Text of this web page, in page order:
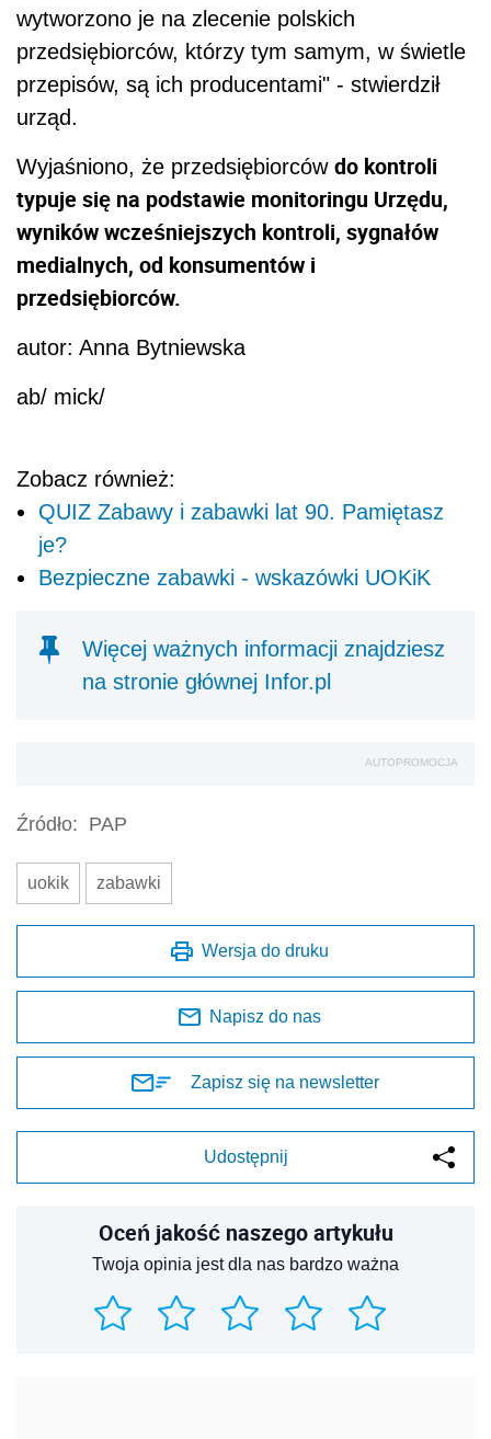
wytworzono je na zlecenie polskich
przedsiębiorców, którzy tym samym, w świetle
przepisów, są ich producentami" - stwierdził
urząd.
Wyjaśniono, że przedsiębiorców do kontroli
typuje się na podstawie monitoringu Urzędu,
wyników wcześniejszych kontroli, sygnałów
medialnych, od konsumentów i
przedsiębiorców.
autor: Anna Bytniewska
ab/ mick/
Zobacz również:
QUIZ Zabawy i zabawki lat 90. Pamiętasz
je?
Bezpieczne zabawki - wskazówki UOKiK
Więcej ważnych informacji znajdziesz
na stronie głównej Infor.pl
AUTOPROMOCJA
Źródło: PAP
uokik zabawki
Wersja do druku
Napisz do nas
Zapisz się na newsletter
Udostępnij
Oceń jakość naszego artykułu
Twoja opinia jest dla nas bardzo ważna